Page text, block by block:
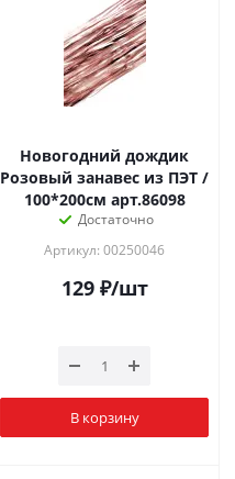
Новогодний дождик
Розовый занавес из ПЭТ /
100*200см арт.86098
Достаточно
Артикул: 00250046
129₽/шт
В корзину